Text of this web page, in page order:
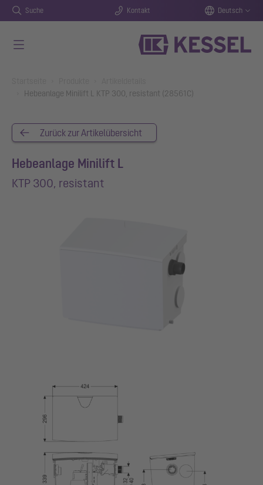
Suche Kontakt Deutsch
Hebeanlage Minilift L KTP 300, resistant (28561C)
Zurück zur Artikelübersicht
Hebeanlage Minilift L
KTP 300, resistant